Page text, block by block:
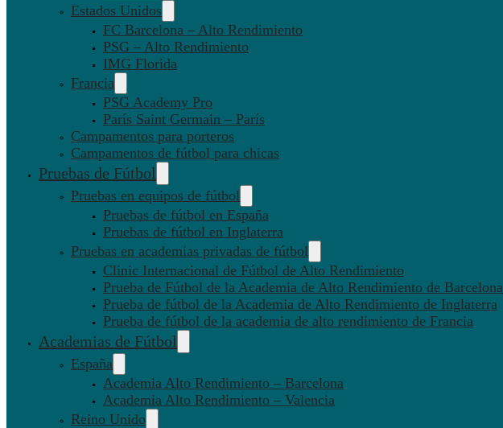
Estados Unidos
FC Barcelona – Alto Rendimiento
PSG – Alto Rendimiento
IMG Florida
Francia
PSG Academy Pro
París Saint Germain – París
Campamentos para porteros
Campamentos de fútbol para chicas
Pruebas de Fútbol
Pruebas en equipos de fútbol
Pruebas de fútbol en España
Pruebas de fútbol en Inglaterra
Pruebas en academias privadas de fútbol
Clinic Internacional de Fútbol de Alto Rendimiento
Prueba de Fútbol de la Academia de Alto Rendimiento de Barcelona
Prueba de fútbol de la Academia de Alto Rendimiento de Inglaterra
Prueba de fútbol de la academia de alto rendimiento de Francia
Academias de Fútbol
España
Academia Alto Rendimiento – Barcelona
Academia Alto Rendimiento – Valencia
Reino Unido